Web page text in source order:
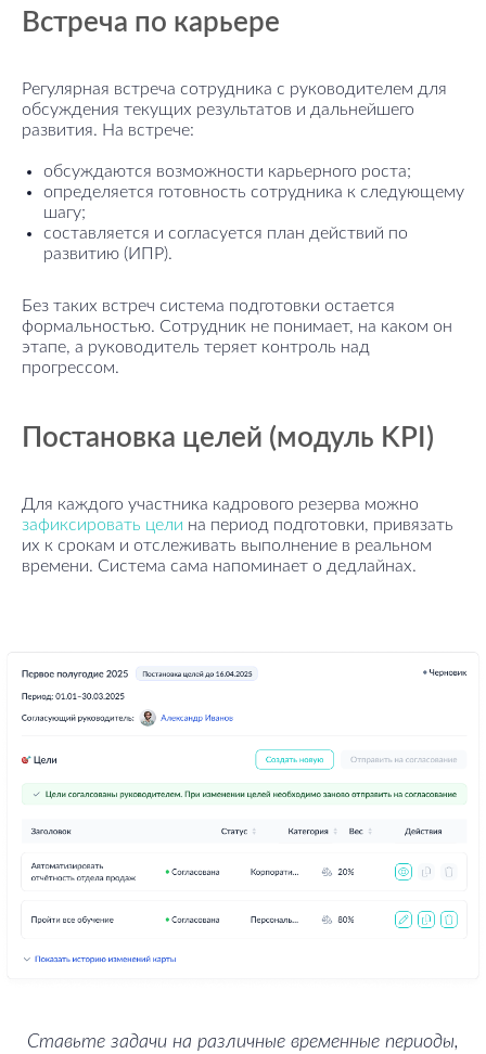
Встреча по карьере
Регулярная встреча сотрудника с руководителем для
обсуждения текущих результатов и дальнейшего
развития. На встрече:
обсуждаются возможности карьерного роста;
определяется готовность сотрудника к следующему
шагу;
составляется и согласуется план действий по
развитию (ИПР).
Без таких встреч система подготовки остается
формальностью. Сотрудник не понимает, на каком он
этапе, а руководитель теряет контроль над
прогрессом.
Постановка целей (модуль KPI)
Для каждого участника кадрового резерва можно
зафиксировать цели на период подготовки, привязать
их к срокам и отслеживать выполнение в реальном
времени. Система сама напоминает о дедлайнах.
Ставьте задачи на различные временные периоды,